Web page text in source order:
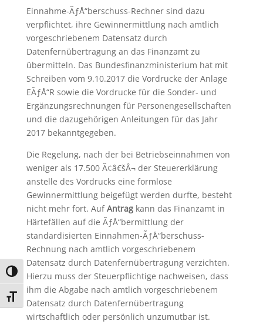
Umschalten auf hohe Kontraste
Schrift vergrößern
Einnahme-ÃƒÅ“berschuss-Rechner sind dazu
verpflichtet, ihre Gewinnermittlung nach amtlich
vorgeschriebenem Datensatz durch
Datenfernübertragung an das Finanzamt zu
übermitteln. Das Bundesfinanzministerium hat mit
Schreiben vom 9.10.2017 die Vordrucke der Anlage
EÃƒÅ“R sowie die Vordrucke für die Sonder- und
Ergänzungsrechnungen für Personengesellschaften
und die dazugehörigen Anleitungen für das Jahr
2017 bekanntgegeben.
Die Regelung, nach der bei Betriebseinnahmen von
weniger als 17.500 Ã¢â€šÂ¬ der Steuererklärung
anstelle des Vordrucks eine formlose
Gewinnermittlung beigefügt werden durfte, besteht
nicht mehr fort. AufAntragkann das Finanzamt in
Härtefällen auf die ÃƒÅ“bermittlung der
standardisierten Einnahmen-ÃƒÅ“berschuss-
Rechnung nach amtlich vorgeschriebenem
Datensatz durch Datenfernübertragung verzichten.
Hierzu muss der Steuerpflichtige nachweisen, dass
ihm die Abgabe nach amtlich vorgeschriebenem
Datensatz durch Datenfernübertragung
wirtschaftlich oder persönlich unzumutbar ist.